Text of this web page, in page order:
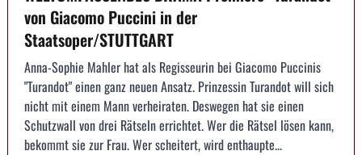
von Giacomo Puccini in der
Staatsoper/STUTTGART
Anna-Sophie Mahler hat als Regisseurin bei Giacomo Puccinis
"Turandot" einen ganz neuen Ansatz. Prinzessin Turandot will sich
nicht mit einem Mann verheiraten. Deswegen hat sie einen
Schutzwall von drei Rätseln errichtet. Wer die Rätsel lösen kann,
bekommt sie zur Frau. Wer scheitert, wird enthaupte...